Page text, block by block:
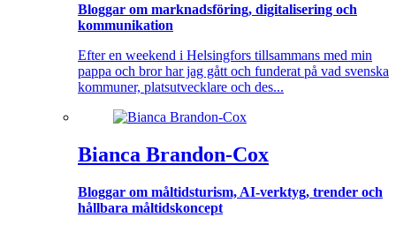
Bloggar om marknadsföring, digitalisering och
kommunikation
Efter en weekend i Helsingfors tillsammans med min
pappa och bror har jag gått och funderat på vad svenska
kommuner, platsutvecklare och des...
Bianca Brandon-Cox
Bloggar om måltidsturism, AI-verktyg, trender och
hållbara måltidskoncept